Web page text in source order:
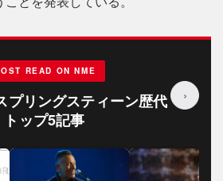
READ ON NME
プリングスティーン歴代
トップ5記事
›